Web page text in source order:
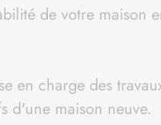
de votre maison
en charge des
d'une maison neuve.